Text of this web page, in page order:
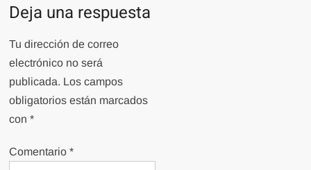
Deja una respuesta
Tu dirección de correo
electrónico no será
publicada. Los campos
obligatorios están marcados
con*
Comentario*